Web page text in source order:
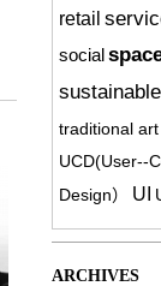
retail
social
sustainable
traditional art
UCD(User-­
Design）
UI
ARCHIVES